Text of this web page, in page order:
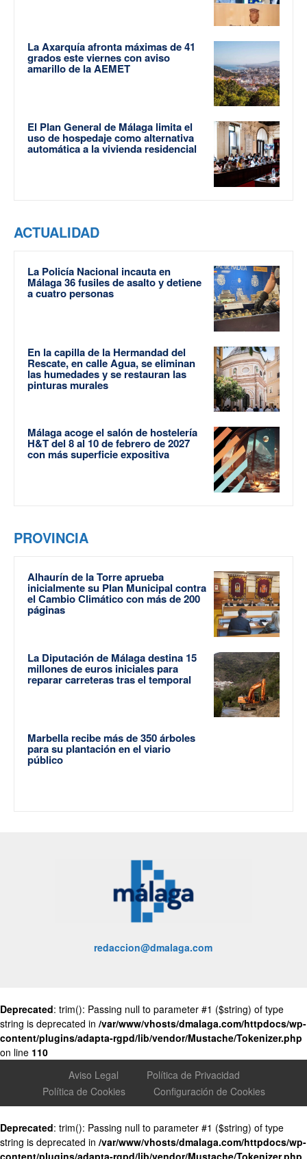
La Axarquía afronta máximas de 41
grados este viernes con aviso
amarillo de la AEMET
El Plan General de Málaga limita el
uso de hospedaje como alternativa
automática a la vivienda residencial
ACTUALIDAD
La Policía Nacional incauta en
Málaga 36 fusiles de asalto y detiene
a cuatro personas
En la capilla de la Hermandad del
Rescate, en calle Agua, se eliminan
las humedades y se restauran las
pinturas murales
Málaga acoge el salón de hostelería
H&T del 8 al 10 de febrero de 2027
con más superficie expositiva
PROVINCIA
Alhaurín de la Torre aprueba
inicialmente su Plan Municipal contra
el Cambio Climático con más de 200
páginas
La Diputación de Málaga destina 15
millones de euros iniciales para
reparar carreteras tras el temporal
Marbella recibe más de 350 árboles
para su plantación en el viario
público
redaccion@dmalaga.com
Deprecated: trim(): Passing null to parameter #1 ($string) of type
string is deprecated in /var/www/vhosts/dmalaga.com/httpdocs/wp-
content/plugins/adapta-rgpd/lib/vendor/Mustache/Tokenizer.php
on line 110
Aviso Legal
Política de Privacidad
Política de Cookies
Configuración de Cookies
Deprecated: trim(): Passing null to parameter #1 ($string) of type
string is deprecated in /var/www/vhosts/dmalaga.com/httpdocs/wp-